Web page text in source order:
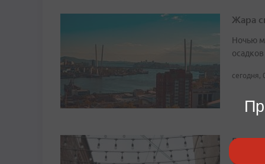
Жара
Ночью
осадков
сегодня,